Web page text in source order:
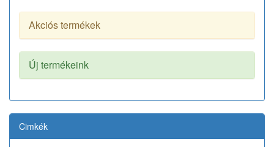
Akciós termékek
Új termékeink
Cimkék